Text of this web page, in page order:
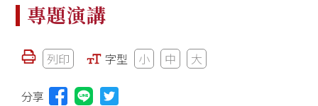
專題演講
列印 字型 小 中 大
分享 分享本頁至Line(另開視窗)